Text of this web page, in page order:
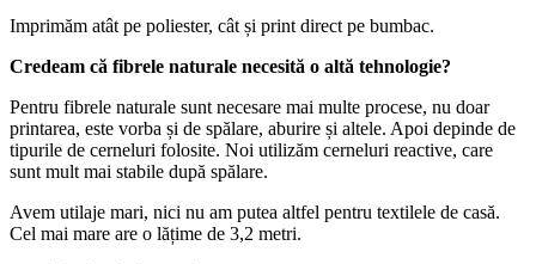
Imprimăm atât pe poliester, cât și print direct pe bumbac.
Credeam că fibrele naturale necesită o altă tehnologie?
Pentru fibrele naturale sunt necesare mai multe procese, nu doar
printarea, este vorba și de spălare, aburire și altele. Apoi depinde de
tipurile de cerneluri folosite. Noi utilizăm cerneluri reactive, care
sunt mult mai stabile după spălare.
Avem utilaje mari, nici nu am putea altfel pentru textilele de casă.
Cel mai mare are o lățime de 3,2 metri.